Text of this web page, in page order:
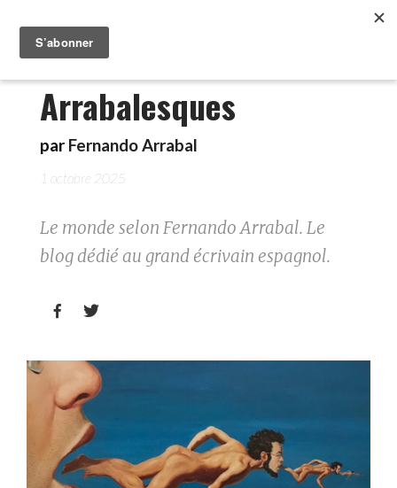
Arrabalesques
par Fernando Arrabal
1 octobre 2025
Le monde selon Fernando Arrabal. Le
blog dédié au grand écrivain espagnol.
 